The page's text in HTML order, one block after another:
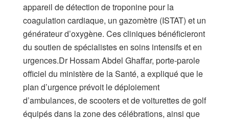
appareil de détection de troponine pour la
coagulation cardiaque, un gazomètre (ISTAT) et un
générateur d’oxygène. Ces cliniques bénéficieront
du soutien de spécialistes en soins intensifs et en
urgences.Dr Hossam Abdel Ghaffar, porte-parole
officiel du ministère de la Santé, a expliqué que le
plan d’urgence prévoit le déploiement
d’ambulances, de scooters et de voiturettes de golf
équipés dans la zone des célébrations, ainsi que